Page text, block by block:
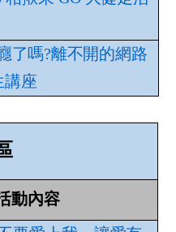
了嗎?離不開的網路
講座
動內容